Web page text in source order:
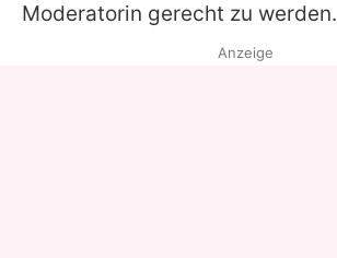
Moderatorin gerecht zu werden.
Anzeige